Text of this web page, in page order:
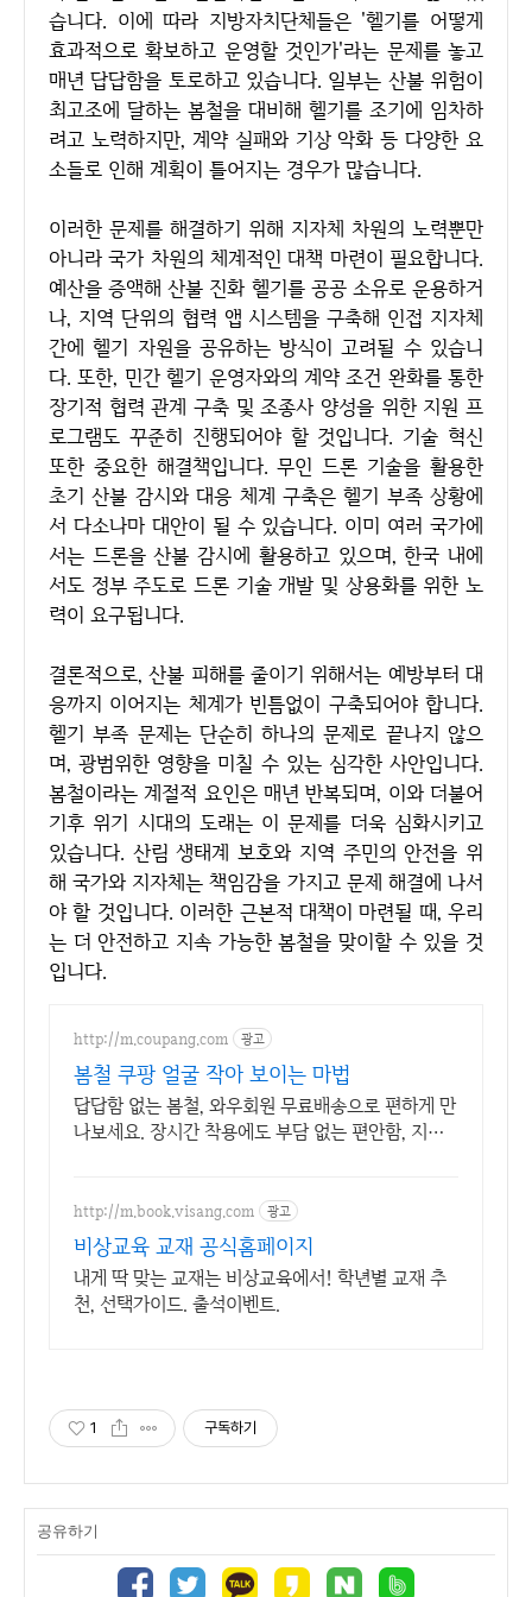
습니다. 이에 따라 지방자치단체들은 '헬기를 어떻게
효과적으로 확보하고 운영할 것인가'라는 문제를 놓고
매년 답답함을 토로하고 있습니다. 일부는 산불 위험이
최고조에 달하는 봄철을 대비해 헬기를 조기에 임차하
려고 노력하지만, 계약 실패와 기상 악화 등 다양한 요
소들로 인해 계획이 틀어지는 경우가 많습니다.
이러한 문제를 해결하기 위해 지자체 차원의 노력뿐만
아니라 국가 차원의 체계적인 대책 마련이 필요합니다.
예산을 증액해 산불 진화 헬기를 공공 소유로 운용하거
나, 지역 단위의 협력 앱 시스템을 구축해 인접 지자체
간에 헬기 자원을 공유하는 방식이 고려될 수 있습니
다. 또한, 민간 헬기 운영자와의 계약 조건 완화를 통한
장기적 협력 관계 구축 및 조종사 양성을 위한 지원 프
로그램도 꾸준히 진행되어야 할 것입니다. 기술 혁신
또한 중요한 해결책입니다. 무인 드론 기술을 활용한
초기 산불 감시와 대응 체계 구축은 헬기 부족 상황에
서 다소나마 대안이 될 수 있습니다. 이미 여러 국가에
서는 드론을 산불 감시에 활용하고 있으며, 한국 내에
서도 정부 주도로 드론 기술 개발 및 상용화를 위한 노
력이 요구됩니다.
결론적으로, 산불 피해를 줄이기 위해서는 예방부터 대
응까지 이어지는 체계가 빈틈없이 구축되어야 합니다.
헬기 부족 문제는 단순히 하나의 문제로 끝나지 않으
며, 광범위한 영향을 미칠 수 있는 심각한 사안입니다.
봄철이라는 계절적 요인은 매년 반복되며, 이와 더불어
기후 위기 시대의 도래는 이 문제를 더욱 심화시키고
있습니다. 산림 생태계 보호와 지역 주민의 안전을 위
해 국가와 지자체는 책임감을 가지고 문제 해결에 나서
야 할 것입니다. 이러한 근본적 대책이 마련될 때, 우리
는 더 안전하고 지속 가능한 봄철을 맞이할 수 있을 것
입니다.
http://m.coupang.com 광고
봄철 쿠팡 얼굴 작아 보이는 마법
답답함 없는 봄철, 와우회원 무료배송으로 편하게 만
나보세요. 장시간 착용에도 부담 없는 편안함, 지금
http://m.book.visang.com 광고
비상교육 교재 공식홈페이지
내게 딱 맞는 교재는 비상교육에서! 학년별 교재 추
천, 선택가이드. 출석이벤트.
1 구독하기
공유하기